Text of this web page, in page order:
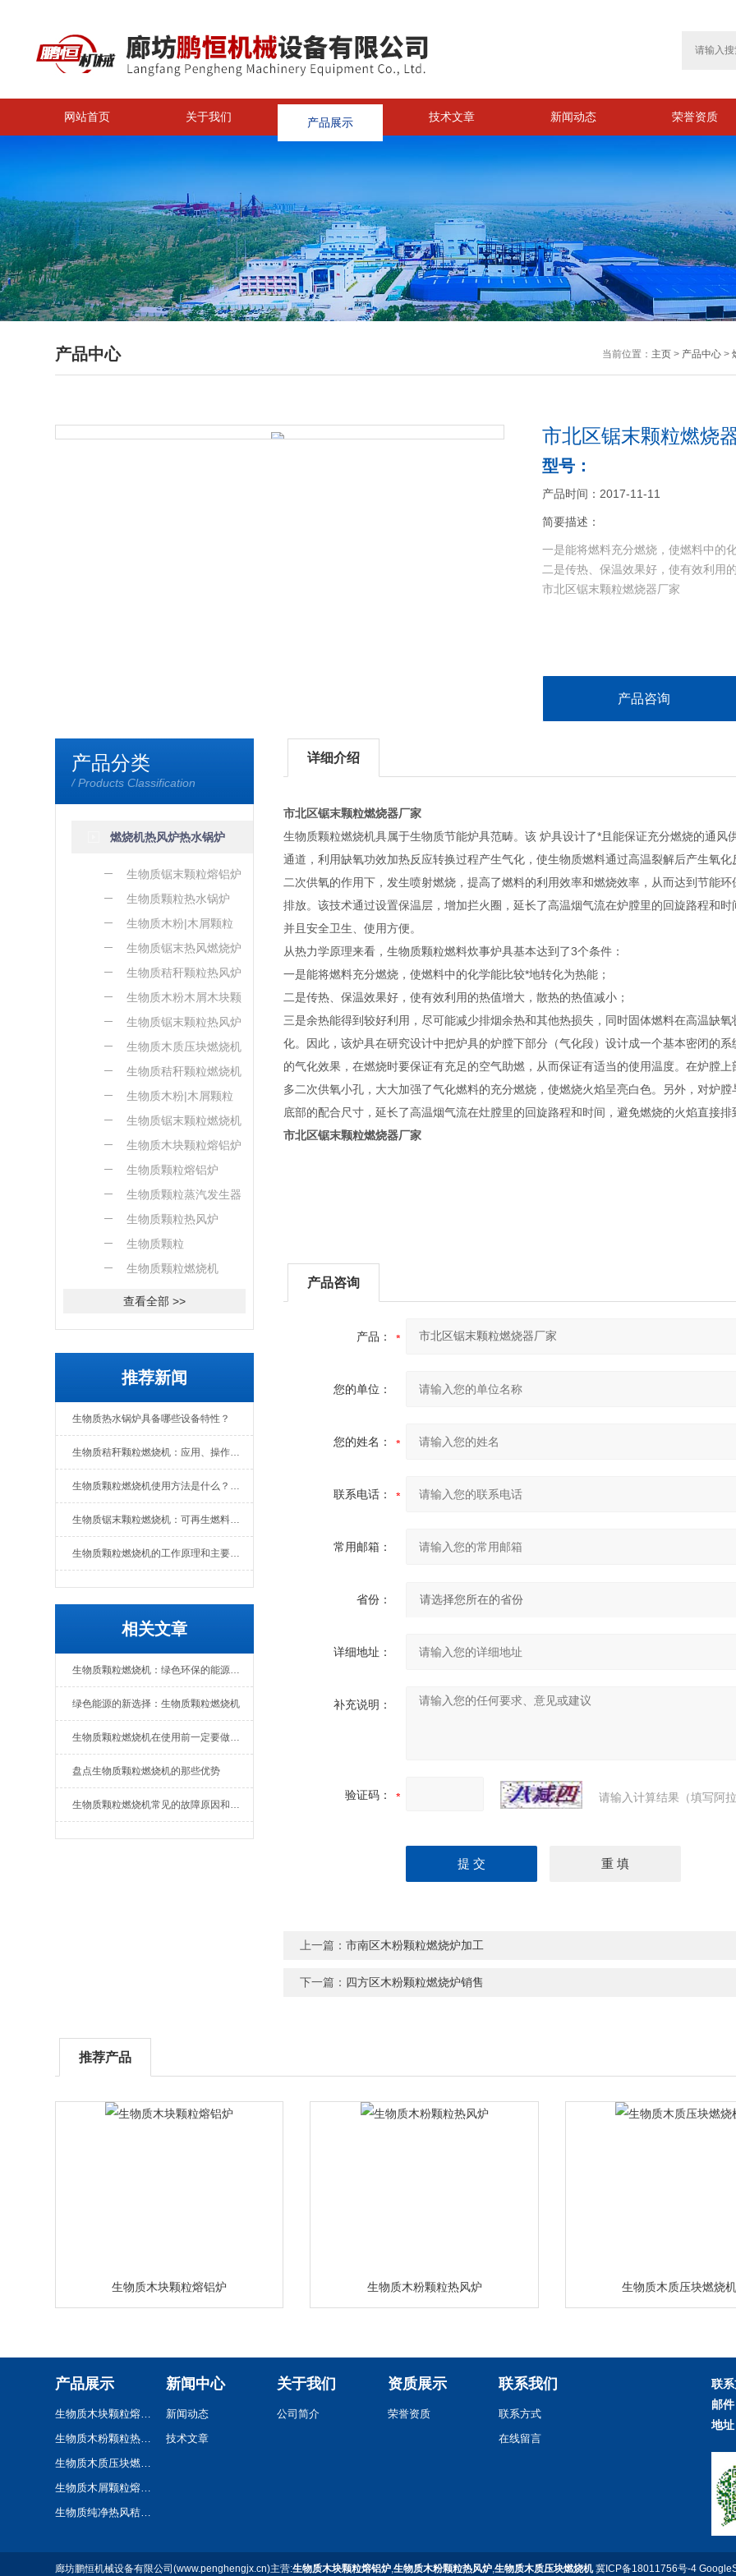
网站首页 关于我们 产品展示 技术文章 新闻动态 荣誉资质
产品中心 当前位置： 主页> 产品中心>
< >
市北区锯末颗粒燃烧
型号：
产品时间：2017-11-11
简要描述：
一是能将燃料充分燃烧，使燃料中的
二是传热、保温效果好，使有效利用
市北区锯末颗粒燃烧器厂家
产品咨询
产品分类
/ Products Classification
燃烧机热风炉热水锅炉
生物质锯末颗粒熔铝炉
生物质颗粒热水锅炉
生物质木粉|木屑颗粒
熔铝炉
生物质锯末热风燃烧炉
生物质秸秆颗粒热风炉
生物质木粉木屑木块颗
粒热风炉
生物质锯末颗粒热风炉
生物质木质压块燃烧机
生物质秸秆颗粒燃烧机
生物质木粉|木屑颗粒
燃烧机
生物质锯末颗粒燃烧机
生物质木块颗粒熔铝炉
生物质颗粒熔铝炉
生物质颗粒蒸汽发生器
生物质颗粒热风炉
生物质颗粒
生物质颗粒燃烧机
查看全部 >>
推荐新闻
生物质热水锅炉具备哪些设备特性？
生物质秸秆颗粒燃烧机：应用、操作与日常维护全解析
生物质颗粒燃烧机使用方法是什么？维护要点有哪些
生物质锯末颗粒燃烧机：可再生燃料的热能转换设备
生物质颗粒燃烧机的工作原理和主要组成部分
相关文章
生物质颗粒燃烧机：绿色环保的能源转化设备
绿色能源的新选择：生物质颗粒燃烧机
生物质颗粒燃烧机在使用前一定要做好准备工作
盘点生物质颗粒燃烧机的那些优势
生物质颗粒燃烧机常见的故障原因和解决办法
详细介绍
市北区锯末颗粒燃烧器厂家
生物质颗粒燃烧机具属于生物质节能炉具范畴。该 炉具设计了*且能保证充分燃烧的通
通道，利用缺氧功效加热反应转换过程产生气化，使生物质燃料通过高温裂解后产生氧
二次供氧的作用下，发生喷射燃烧，提高了燃料的利用效率和燃烧效率，从而达到节能
排放。该技术通过设置保温层，增加拦火圈，延长了高温烟气流在炉膛里的回旋路程和
并且安全卫生、使用方便。
从热力学原理来看，生物质颗粒燃料炊事炉具基本达到了3个条件：
一是能将燃料充分燃烧，使燃料中的化学能比较*地转化为热能；
二是传热、保温效果好，使有效利用的热值增大，散热的热值减小；
三是余热能得到较好利用，尽可能减少排烟余热和其他热损失，同时固体燃料在高温缺
化。因此，该炉具在研究设计中把炉具的炉膛下部分（气化段）设计成一个基本密闭的
的气化效果，在燃烧时要保证有充足的空气助燃，从而保证有适当的使用温度。在炉膛
多二次供氧小孔，大大加强了气化燃料的充分燃烧，使燃烧火焰呈亮白色。另外，对炉
底部的配合尺寸，延长了高温烟气流在灶膛里的回旋路程和时间，避免燃烧的火焰直接排
市北区锯末颗粒燃烧器厂家
产品咨询
产品：
您的单位：
您的姓名：
联系电话：
常用邮箱：
省份：
详细地址：
补充说明：
验证码： 请输入计算结果（填写阿
上一篇：市南区木粉颗粒燃烧炉加工
下一篇： 四方区木粉颗粒燃烧炉销售
推荐产品
生物质木块颗粒熔铝炉 生物质木粉颗粒热风炉 生物质木质压块燃烧机
产品展示
生物质木块颗粒熔铝炉
生物质木粉颗粒热风炉
生物质木质压块燃烧机
生物质木屑颗粒熔铝炉
生物质纯净热风秸秆颗粒热风炉
新闻中心
新闻动态
技术文章
关于我们
公司简介
资质展示
荣誉资质
联系我们
联系方式
在线留言
联
邮件
地址
廊坊鹏恒机械设备有限公司(www.penghengjx.cn)主营:生物质木块颗粒熔铝炉,生物质木粉颗粒热风炉,生物质木质压块燃烧机 冀ICP备18011756号-4